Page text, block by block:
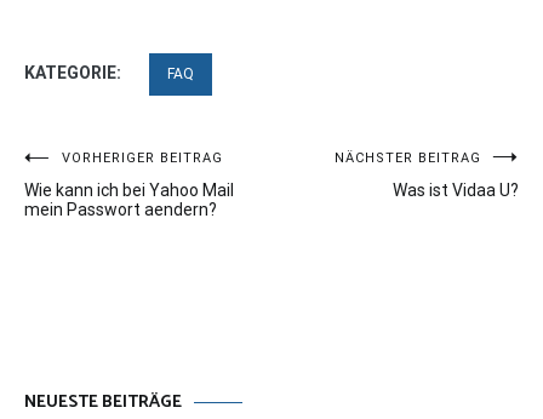
KATEGORIE: FAQ
Beitragsnavigation
VORHERIGER BEITRAG
Wie kann ich bei Yahoo Mail
mein Passwort aendern?
NÄCHSTER BEITRAG
Was ist Vidaa U?
NEUESTE BEITRÄGE